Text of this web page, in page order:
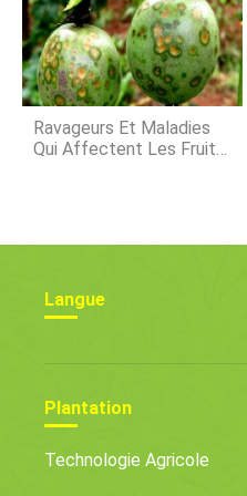
Ravageurs Et Maladies
Qui Affectent Les Fruits
Langue
Plantation
Technologie Agricole